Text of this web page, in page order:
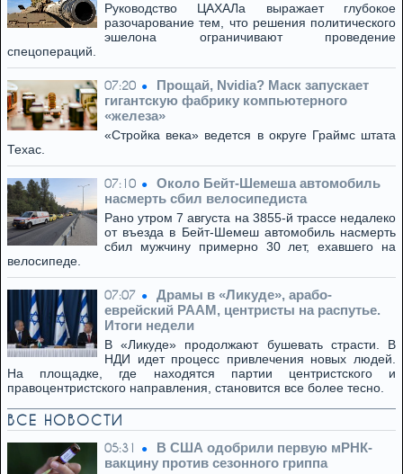
Руководство ЦАХАЛа выражает глубокое
разочарование тем, что решения политического
эшелона ограничивают проведение
спецопераций.
07:20
Прощай, Nvidia? Маск запускает
гигантскую фабрику компьютерного
«железа»
«Стройка века» ведется в округе Граймс штата
Техас.
07:10
Около Бейт-Шемеша автомобиль
насмерть сбил велосипедиста
Рано утром 7 августа на 3855-й трассе недалеко
от въезда в Бейт-Шемеш автомобиль насмерть
сбил мужчину примерно 30 лет, ехавшего на
велосипеде.
07:07
Драмы в «Ликуде», арабо-
еврейский РААМ, центристы на распутье.
Итоги недели
В «Ликуде» продолжают бушевать страсти. В
НДИ идет процесс привлечения новых людей.
На площадке, где находятся партии центристского и
правоцентристского направления, становится все более тесно.
ВСЕ НОВОСТИ
05:31
В США одобрили первую мРНК-
вакцину против сезонного гриппа